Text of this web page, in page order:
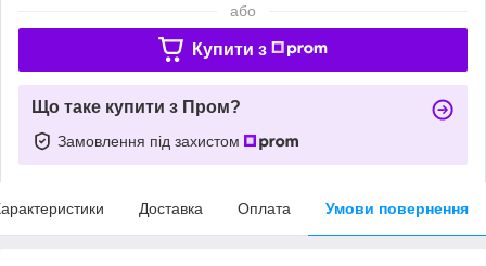
або
Купити з
Що таке купити з Пром?
Замовлення під захистом
Доставка Оплата Умови повернення